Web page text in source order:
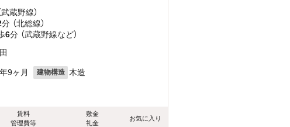
武蔵野線）
分 （北総線）
6分 （武蔵野線など）
9ヶ月 建物構造 木造
賃料
管理費等
敷金
礼金
お気に入り